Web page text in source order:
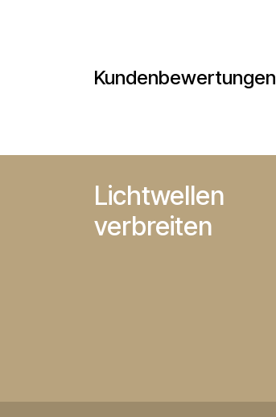
Kundenbewertungen
Lichtwellen
verbreiten